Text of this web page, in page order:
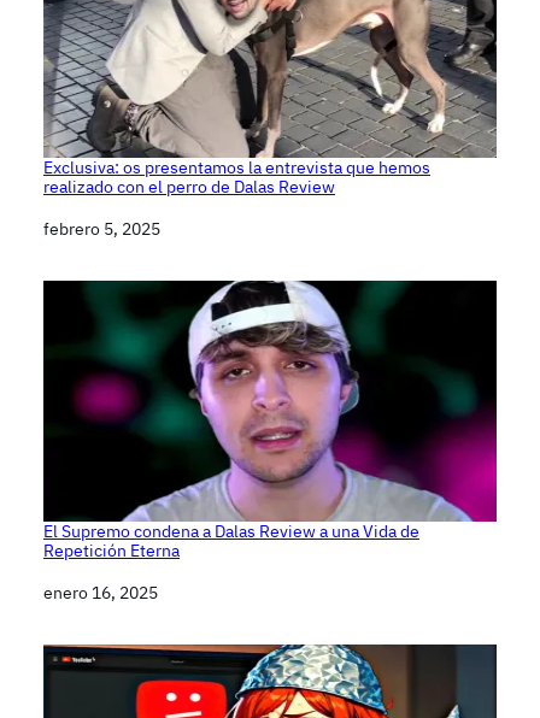
Exclusiva: os presentamos la entrevista que hemos
realizado con el perro de Dalas Review
Fecha
febrero 5, 2025
El Supremo condena a Dalas Review a una Vida de
Repetición Eterna
Fecha
enero 16, 2025